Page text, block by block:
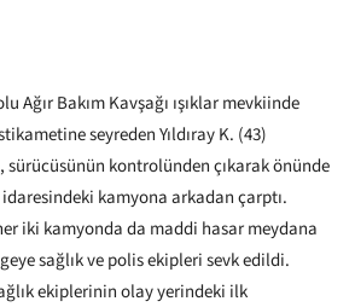
Ağır Bakım Kavşağı ışıklar mevkiinde
seyreden Yıldıray K. (43)
kontrolünden çıkarak önünde
kamyona arkadan çarptı.
iki kamyonda da maddi hasar meydana
sağlık ve polis ekipleri sevk edildi.
ekiplerinin olay yerindeki ilk